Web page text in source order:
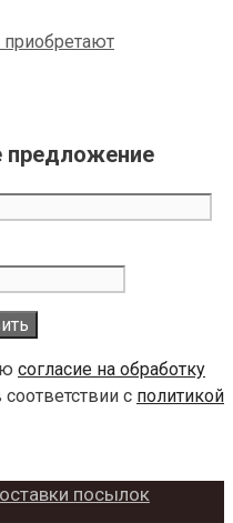
приобретают
предложение
согласие на обработку
соответствии с политикой